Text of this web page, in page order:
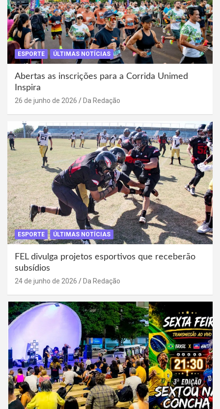
ESPORTE ÚLTIMAS NOTÍCIAS
Abertas as inscrições para a Corrida Unimed
Inspira
26 de junho de 2026 Da Redação
ESPORTE ÚLTIMAS NOTÍCIAS
FEL divulga projetos esportivos que receberão
subsídios
24 de junho de 2026 Da Redação